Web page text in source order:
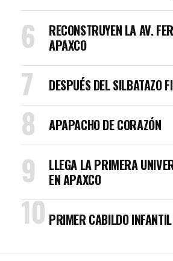
RECONSTRUYEN LA AV.
APAXCO
DESPUÉS DEL SILBATAZO
APAPACHO DE CORAZÓN
LLEGA LA PRIMERA
EN APAXCO
PRIMER CABILDO